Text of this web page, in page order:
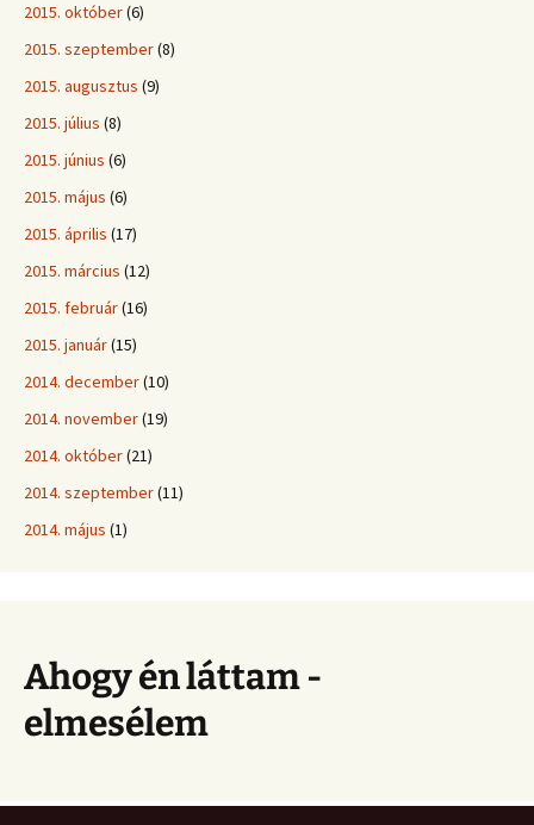
2015. október(6)
2015. szeptember(8)
2015. augusztus (9)
2015. július (8)
2015. június (6)
2015. május (6)
2015. április (17)
2015. március (12)
2015. február(16)
2015. január(15)
2014. december(10)
2014. november(19)
2014. október(21)
2014. szeptember(11)
2014. május (1)
Ahogy én láttam -
elmesélem